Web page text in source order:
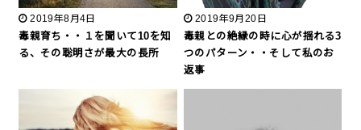
2019年8月4日
毒親育ち・・１を聞いて10を知
る、その聡明さが最大の長所
2019年9月20日
毒親との絶縁の時に心が揺れる3
つのパターン・・そして私のお
返事